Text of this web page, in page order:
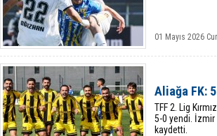
01 Mayıs 2026
Aliağa FK:
TFF 2. Lig
5-0 yendi.
kaydetti.